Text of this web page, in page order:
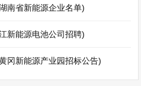
南省新能源企业名单)
新能源电池公司招聘)
冈新能源产业园招标公告)